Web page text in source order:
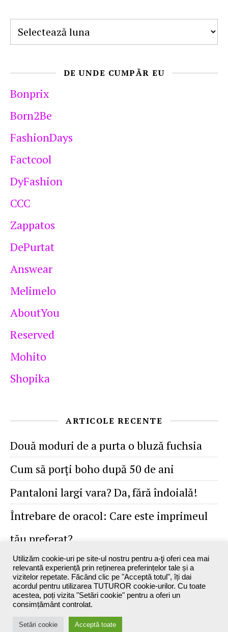
DE UNDE CUMPĂR EU
Bonprix
Born2Be
FashionDays
Factcool
DyFashion
CCC
Zappatos
DePurtat
Answear
Melimelo
AboutYou
Reserved
Mohito
Shopika
ARTICOLE RECENTE
Două moduri de a purta o bluză fuchsia
Cum să porţi boho după 50 de ani
Pantaloni largi vara? Da, fără îndoială!
Întrebare de oracol: Care este imprimeul
tău preferat?
Maxine`s Blog - 2026 ©
Utilizăm cookie-uri pe site-ul nostru pentru a-ţi oferi cea mai
relevantă experiență prin reținerea preferințelor tale și a
vizitelor repetate. Făcând clic pe "Acceptă totul", îți dai
acordul pentru utilizarea TUTUROR cookie-urilor. Cu toate
acestea, poți vizita "Setări cookie" pentru a oferi un
consimțământ controlat.
Setări cookie Acceptă toate